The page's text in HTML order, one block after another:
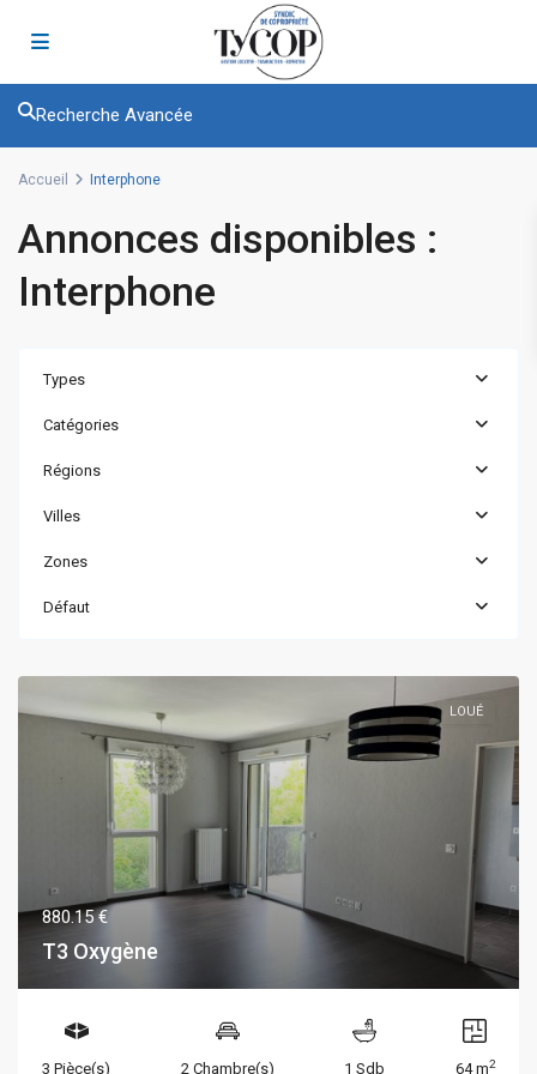
Recherche Avancée
Accueil Interphone
Annonces disponibles :
Interphone
Types
Catégories
Régions
Villes
Zones
Défaut
LOUÉ
880.15 €
T3 Oxygène
3 Pièce(s) 2 Chambre(s) 1 Sdb 64 m2